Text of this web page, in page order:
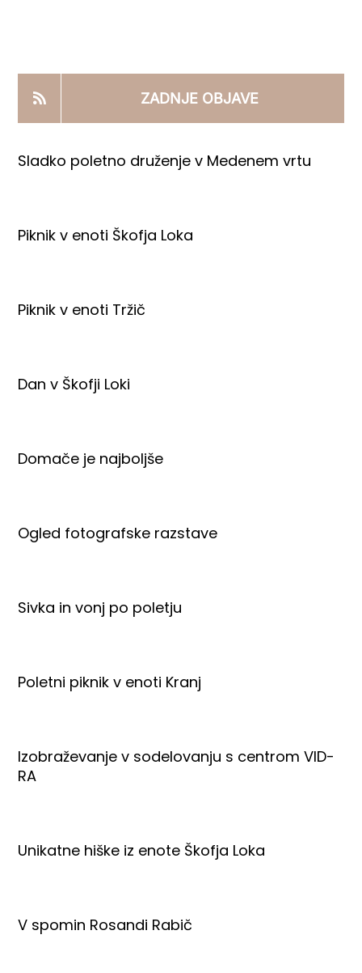
PRODAJNI IZDELKI
AKTUALNO
ZADNJE OBJAVE
Sladko poletno druženje v Medenem vrtu
Piknik v enoti Škofja Loka
Piknik v enoti Tržič
Dan v Škofji Loki
Domače je najboljše
Ogled fotografske razstave
Sivka in vonj po poletju
Poletni piknik v enoti Kranj
Izobraževanje v sodelovanju s centrom VID-
RA
Unikatne hiške iz enote Škofja Loka
V spomin Rosandi Rabič